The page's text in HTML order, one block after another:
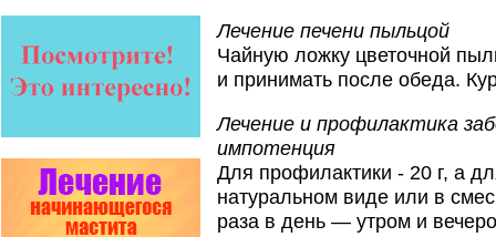
Полисан и Гармония…
Проблема варроатоза пчел
препаратов ЗАО
АГРОБИОПРОМ:Апидез,
Варроадез,Амипол-Т,…
Пчёлы умеют считать до
Лечение печени пыльцой
Чайную ложку цветочной
и принимать после обеда.
Лечение и профилактика
импотенция
Для профилактики - 20 г, а
натуральном виде или в
раза в день — утром и